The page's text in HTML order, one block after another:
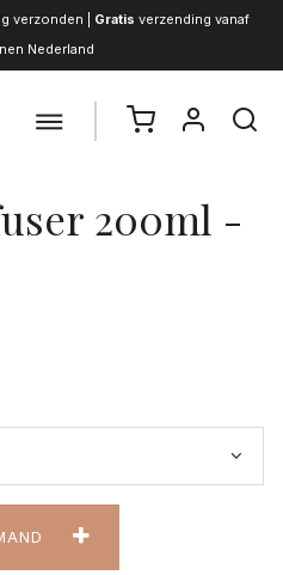
verzonden | Gratis verzending vanaf
Nederland
200ml -